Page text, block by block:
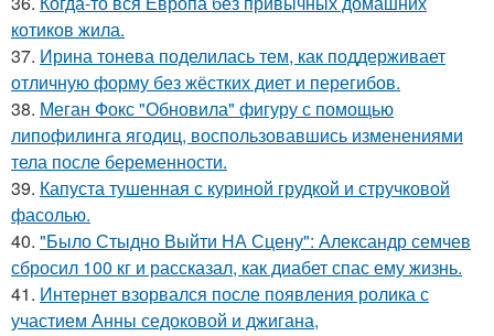
котиков жила.
37. Ирина тонева поделилась тем, как поддерживает
отличную форму без жёстких диет и перегибов.
38. Меган Фокс "Обновила" фигуру с помощью
липофилинга ягодиц, воспользовавшись изменениями
тела после беременности.
39. Капуста тушенная с куриной грудкой и стручковой
фасолью.
40. "Было Стыдно Выйти НА Сцену": Александр семчев
сбросил 100 кг и рассказал, как диабет спас ему жизнь.
41. Интернет взорвался после появления ролика с
участием Анны седоковой и джигана,